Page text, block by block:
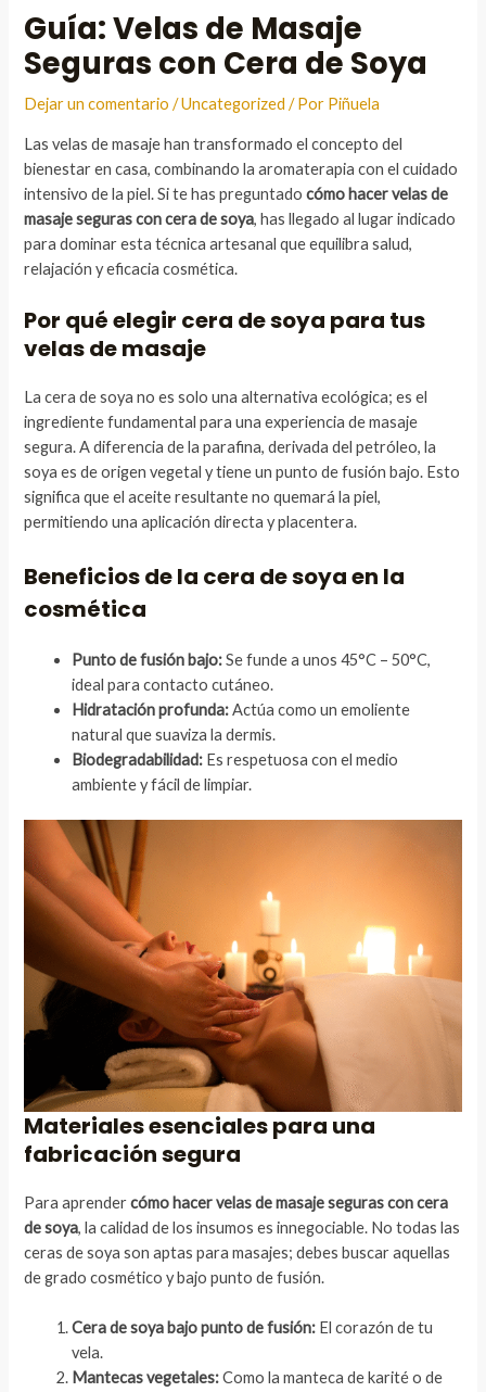
Guía: Velas de Masaje
Seguras con Cera de Soya
Dejar un comentario /Uncategorized / Por Piñuela
Las velas de masaje han transformado el concepto del
bienestar en casa, combinando la aromaterapia con el cuidado
intensivo de la piel. Si te has preguntadocómo hacer velas de
masaje seguras con cera de soya, has llegado al lugar indicado
para dominar esta técnica artesanal que equilibra salud,
relajación y eficacia cosmética.
Por qué elegir cera de soya para tus
velas de masaje
La cera de soya no es solo una alternativa ecológica; es el
ingrediente fundamental para una experiencia de masaje
segura. A diferencia de la parafina, derivada del petróleo, la
soya es de origen vegetal y tiene un punto de fusión bajo. Esto
significa que el aceite resultante no quemará la piel,
permitiendo una aplicación directa y placentera.
Beneficios de la cera de soya en la
cosmética
Punto de fusión bajo:Se funde a unos 45°C – 50°C,
ideal para contacto cutáneo.
Hidratación profunda:Actúa como un emoliente
natural que suaviza la dermis.
Biodegradabilidad: Es respetuosa con el medio
ambiente y fácil de limpiar.
Materiales esenciales para una
fabricación segura
Para aprendercómo hacer velas de masaje seguras con cera
de soya, la calidad de los insumos es innegociable. No todas las
ceras de soya son aptas para masajes; debes buscar aquellas
de grado cosmético y bajo punto de fusión.
Cera de soya bajo punto de fusión: El corazón de tu
vela.
Mantecas vegetales:Como la manteca de karité o de